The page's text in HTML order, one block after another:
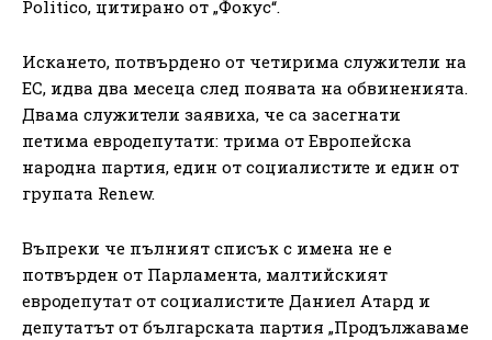
Politico, цитирано от „Фокус“.
Искането, потвърдено от четирима служители на
ЕС, идва два месеца след появата на обвиненията.
Двама служители заявиха, че са засегнати
петима евродепутати: трима от Европейска
народна партия, един от социалистите и един от
групата Renew.
Въпреки че пълният списък с имена не е
потвърден от Парламента, малтийският
евродепутат от социалистите Даниел Атард и
депутатът от българската партия „Продължаваме